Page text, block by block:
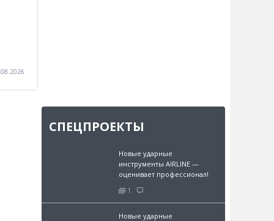
СПЕЦПРОЕКТЫ
Новые ударные
инструменты AIRLINE —
оценивает профессионал!
1
Новые ударные